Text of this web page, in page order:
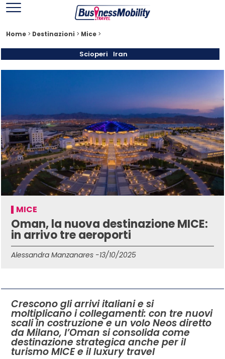
Home > Destinazioni > Mice >
Scioperi Iran
MICE
Oman, la nuova destinazione MICE:
in arrivo tre aeroporti
Alessandra Manzanares -13/10/2025
Crescono gli arrivi italiani e si
moltiplicano i collegamenti: con tre nuovi
scali in costruzione e un volo Neos diretto
da Milano, l’Oman si consolida come
destinazione strategica anche per il
turismo MICE e il luxury travel